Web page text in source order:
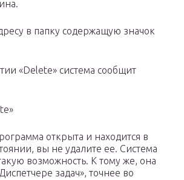
в папку содержащую значок
«Delete» система сообщит
открыта и находится в
вы не удалите ее. Система
возможность. К тому же, она
задач», точнее во